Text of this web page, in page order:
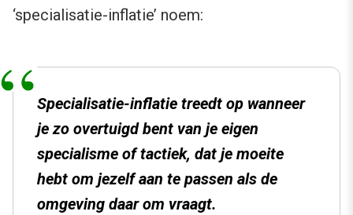
‘specialisatie-inflatie’ noem:
Specialisatie-inflatie treedt op wanneer
je zo overtuigd bent van je eigen
specialisme of tactiek, dat je moeite
hebt om jezelf aan te passen als de
omgeving daar om vraagt.